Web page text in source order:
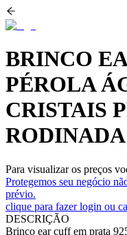
BRINCO
PÉROLA
CRISTAIS
RODINADA
Para visualizar os preços
Protegemos seu negócio
prévio.
clique para fazer login ou
DESCRIÇÃO
Brinco ear cuff em prata